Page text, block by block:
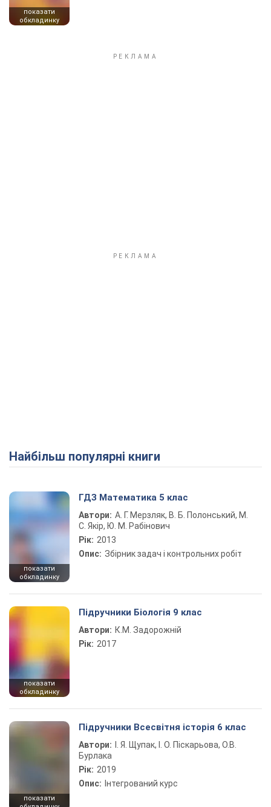
показати
обкладинку
Найбільш популярні книги
показати
обкладинку
ГДЗ Математика 5 клас
Автори: А. Г. Мерзляк, В. Б. Полонський, М.
С. Якір, Ю. М. Рабінович
Рік: 2013
Опис: Збірник задач і контрольних робіт
показати
обкладинку
Підручники Біологія 9 клас
Автори: К.М. Задорожній
Рік: 2017
показати
Підручники Всесвітня історія 6 клас
Автори:
І. Я. Щупак, І. О. Піскарьова, О.В.
Бурлака
Рік: 2019
Опис: Інтегрований курс